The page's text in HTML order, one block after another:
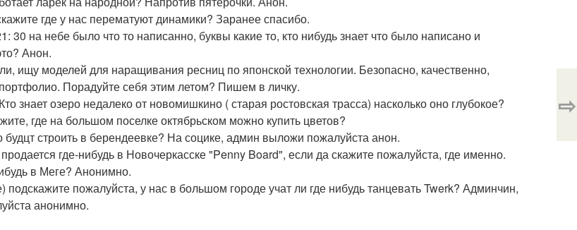
где у нас перематуют динамики? Заранее спасибо.
30 на небе было что то написанно, буквы какие то, кто нибудь знает что было написано и
Анон.
ищу моделей для наращивания ресниц по японской технологии. Безопасно, качественно,
Порадуйте себя этим летом? Пишем в личку.
знает озеро недалеко от новомишкино ( старая ростовская трасса) насколько оно глубокое?
где на большом поселке октябрьском можно купить цветов?
будцт строить в берендеевке? На социке, админ выложи пожалуйста анон.
где-нибудь в Новочеркасске "Penny Board", если да скажите пожалуйста, где именно.
в Меге? Анонимно.
подскажите пожалуйста, у нас в большом городе учат ли где нибудь танцевать Twerk? Админчин,
анонимно.
⇨